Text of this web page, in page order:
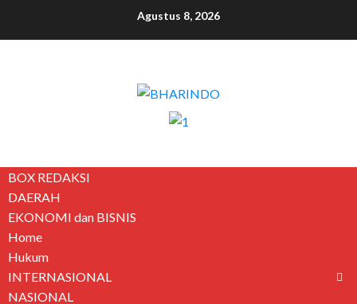
Agustus 8, 2026
BOX REDAKSI
DAERAH
EKONOMI dan BISNIS
Home
Hukum
INTERNASIONAL
NASIONAL